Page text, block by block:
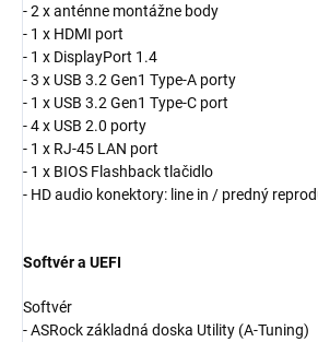
- 2 x anténne montážne body
- 1 x HDMI port
- 1 x DisplayPort 1.4
- 3 x USB 3.2 Gen1 Type-A porty
- 1 x USB 3.2 Gen1 Type-C port
- 4 x USB 2.0 porty
- 1 x RJ-45 LAN port
- 1 x BIOS Flashback tlačidlo
- HD audio konektory: line in / predný
Softvér a UEFI
Softvér
- ASRock základná doska Utility (A-Tuning)